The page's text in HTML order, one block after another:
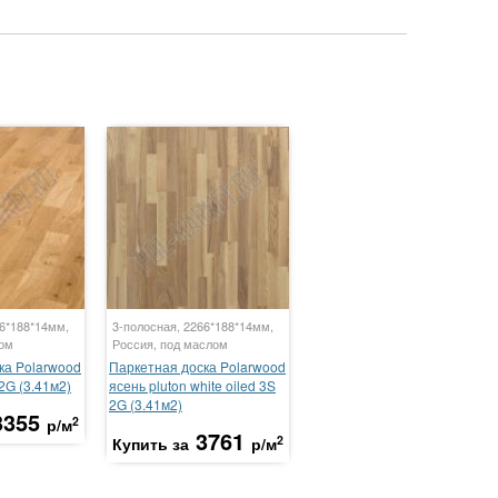
Polarwood
(3.41м2)
р/м2
3-полосная, 2266*188*14мм,
Россия, под маслом
Паркетная доска Polarwood
ясень pluton white oiled 3S
2G (3.41м2)
Купить за 3761 р/м2